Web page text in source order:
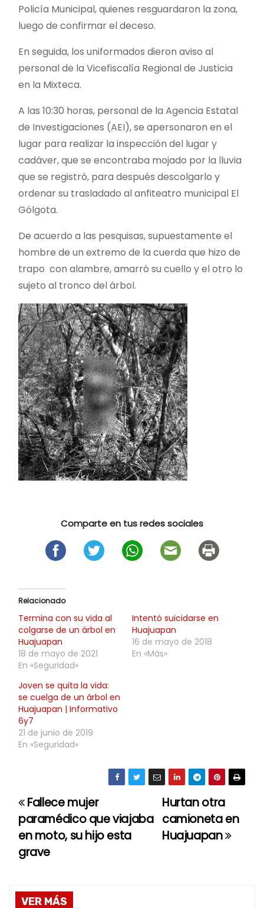
Policía Municipal, quienes resguardaron la zona,
luego de confirmar el deceso.
En seguida, los uniformados dieron aviso al
personal de la Vicefiscalía Regional de Justicia
en la Mixteca.
A las 10:30 horas, personal de la Agencia Estatal
de Investigaciones (AEI), se apersonaron en el
lugar para realizar la inspección del lugar y
cadáver, que se encontraba mojado por la lluvia
que se registró, para después descolgarlo y
ordenar su trasladado al anfiteatro municipal El
Gólgota.
De acuerdo a las pesquisas, supuestamente el
hombre de un extremo de la cuerda que hizo de
trapo con alambre, amarró su cuello y el otro lo
sujeto al tronco del árbol.
Comparte en tus redes sociales
Relacionado
Termina con su vida al
colgarse de un árbol en
Huajuapan
18 de mayo de 2021
En «Seguridad»
Intentó suicidarse en
Huajuapan
16 de mayo de 2018
En «Más»
Joven se quita la vida:
se cuelga de un árbol en
Huajuapan | Informativo
6y7
21 de junio de 2019
En «Seguridad»
N
a
v
Hurtan otra
camioneta en
Huajuapan
Fallece mujer
paramédico que viajaba
en moto, su hijo esta
grave
VER MÁS